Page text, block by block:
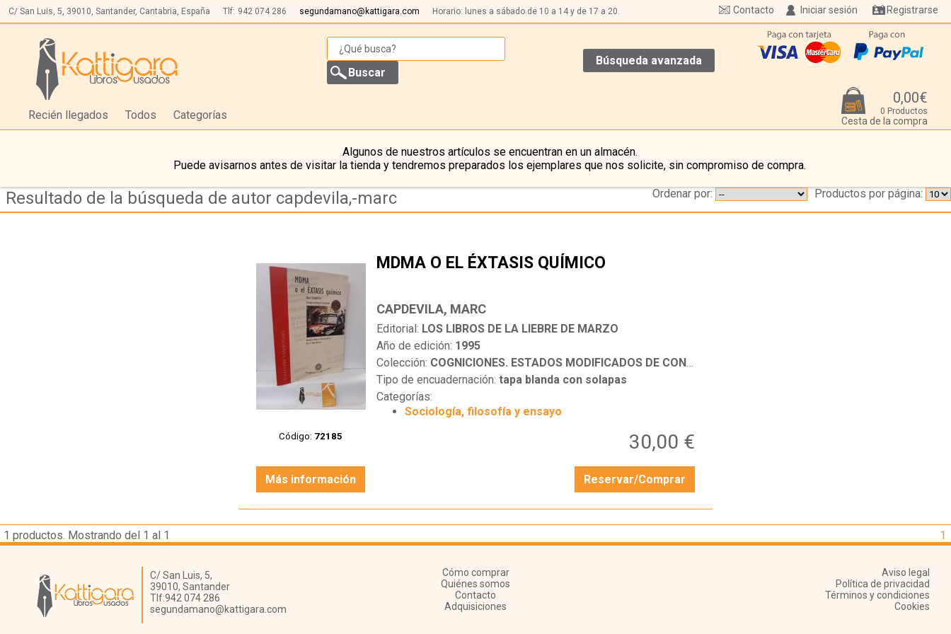
C/ San Luis, 5, 39010, Santander, Cantabria, España Tlf: 942 074 286 segundamano@kattigara.com Horario: lunes a sábado de 10 a 14 y de 17 a 20. Iniciar sesión Registrarse
Contacto
Búsqueda avanzada
Recién llegados Todos Categorías
0,00€
0 Productos
Cesta de la compra
Algunos de nuestros artículos se encuentran en un almacén.
Puede avisarnos antes de visitar la tienda y tendremos preparados los ejemplares que nos solicite, sin compromiso de compra.
Resultado de la búsqueda de autor capdevila,-marc Productos por página:
Ordenar por:
Código: 72185
MDMA O EL ÉXTASIS QUÍMICO
CAPDEVILA, MARC
Editorial: LOS LIBROS DE LA LIEBRE DE MARZO
Año de edición: 1995
Colección: COGNICIONES. ESTADOS MODIFICADOS DE CONSCIENCIA
Tipo de encuadernación: tapa blanda con solapas
Categorías:
Sociología, filosofía y ensayo
30,00 €
Más información Reservar/Comprar
1 productos. Mostrando del 1 al 1 1
Librería Kattigara
C/ San Luis, 5,
39010, Santander
Tlf:942 074 286
segundamano@kattigara.com
Cómo comprar
Quiénes somos
Contacto
Adquisiciones
Aviso legal
Política de privacidad
Términos y condiciones
Cookies